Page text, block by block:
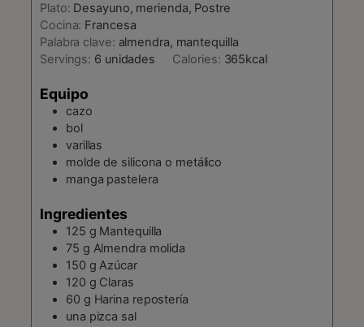
Plato: Desayuno, merienda, Postre
Cocina: Francesa
Palabra clave: almendra, mantequilla
Servings: 6 unidades Calories: 365kcal
Equipo
cazo
bol
varillas
molde de silicona o metálico
manga pastelera
Ingredientes
125 g Mantequilla
75 g Almendra molida
150 g Azúcar
120 g Claras
60 g Harina repostería
una pizca sal